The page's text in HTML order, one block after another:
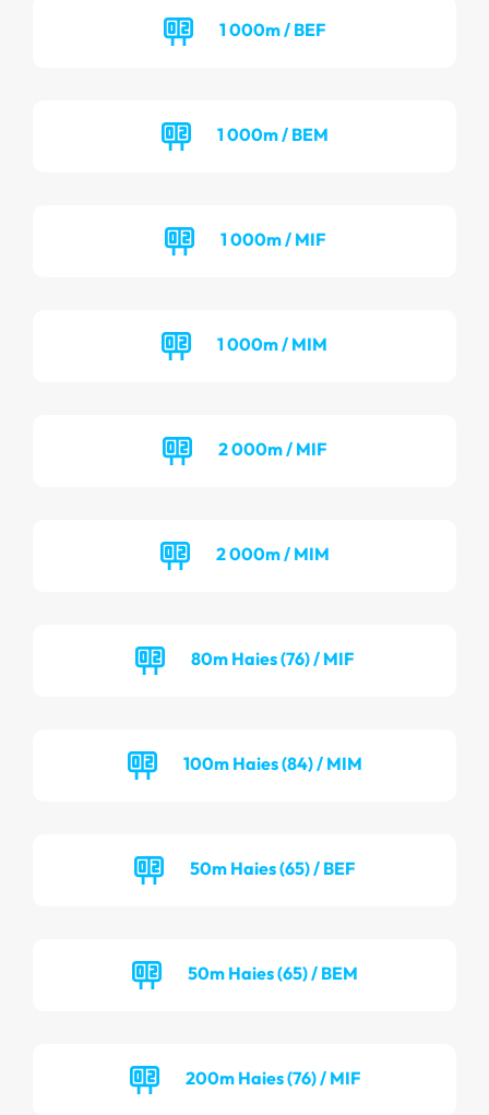
1 000m / BEF
1 000m / BEM
1 000m / MIF
1 000m / MIM
2 000m / MIF
2 000m / MIM
80m Haies (76) / MIF
100m Haies (84) / MIM
50m Haies (65) / BEF
50m Haies (65) / BEM
200m Haies (76) / MIF